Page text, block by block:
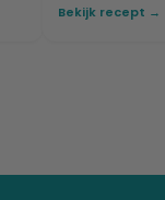
Bekijk recept →